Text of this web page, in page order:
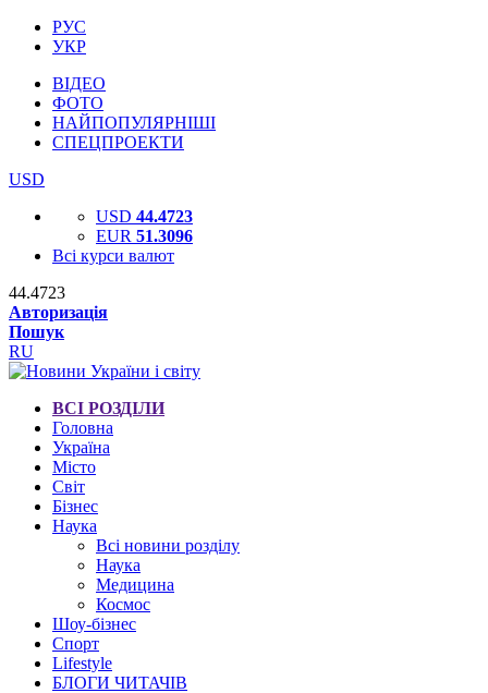
РУС
УКР
ВІДЕО
ФОТО
НАЙПОПУЛЯРНІШІ
СПЕЦПРОЕКТИ
USD
USD 44.4723
EUR 51.3096
Всі курси валют
44.4723
Авторизація
Пошук
RU
ВСІ РОЗДІЛИ
Головна
Україна
Місто
Світ
Бізнес
Наука
Всі новини розділу
Наука
Медицина
Космос
Шоу-бізнес
Спорт
Lifestyle
БЛОГИ ЧИТАЧІВ